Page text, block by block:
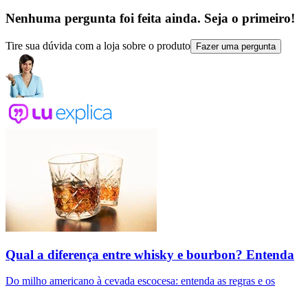
Nenhuma pergunta foi feita ainda. Seja o primeiro!
Tire sua dúvida com a loja sobre o produto Fazer uma pergunta
Qual a diferença entre whisky e bourbon? Entenda
Do milho americano à cevada escocesa: entenda as regras e os